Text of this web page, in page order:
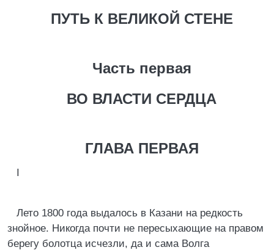
ПУТЬ К ВЕЛИКОЙ СТЕНЕ
Часть первая
ВО ВЛАСТИ СЕРДЦА
ГЛАВА ПЕРВАЯ
I
Лето 1800 года выдалось в Казани на редкость
знойное. Никогда почти не пересыхающие на правом
берегу болотца исчезли, да и сама Волга